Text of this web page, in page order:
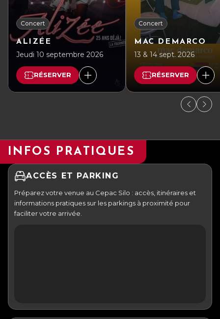
Concert
ALIZÉE
Jeudi 10 septembre 2026
RÉSERVER
Concert
MAC DEMARCO
13 & 14 sept. 2026
RÉSERVER
INFOS PRATIQUES
ACCÈS ET PARKING
Préparez votre venue au Cepac Silo : accès, itinéraires et
informations pratiques sur les parkings à proximité pour
faciliter votre arrivée.